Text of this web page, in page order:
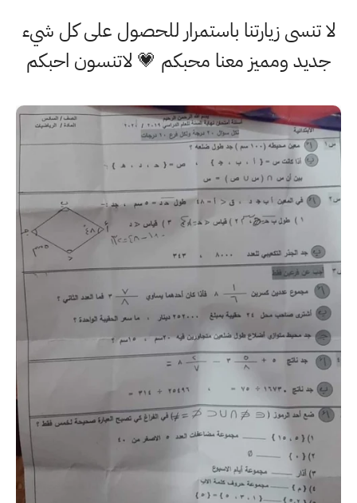
لا تنسى زيارتنا باستمرار للحصول على كل شيء
جديد ومميز معنا محبكم 💗 لاتنسون احبكم